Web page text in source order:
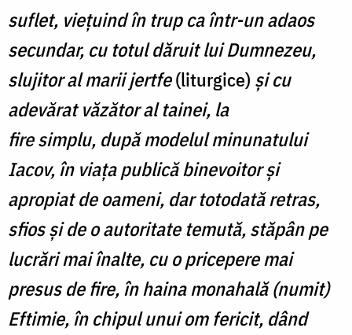
suflet, viețuind în trup ca într-un adaos
secundar, cu totul dăruit lui Dumnezeu,
slujitor al marii jertfe(liturgice) și cu
adevărat văzător al tainei, la
fire simplu, după modelul minunatului
Iacov, în viața publică binevoitor și
apropiat de oameni, dar totodată retras,
sfios și de o autoritate temută, stăpân pe
lucrări mai înalte, cu o pricepere mai
presus de fire, în haina monahală (numit)
Eftimie, în chipul unui om fericit, dând